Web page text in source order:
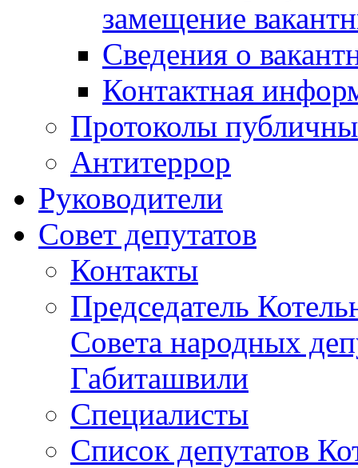
замещение
Сведения о
Контактная
Протоколы
Антитеррор
Руководители
Совет депутатов
Контакты
Председатель
Совета народных
Габиташвили
Специалисты
Список депутатов